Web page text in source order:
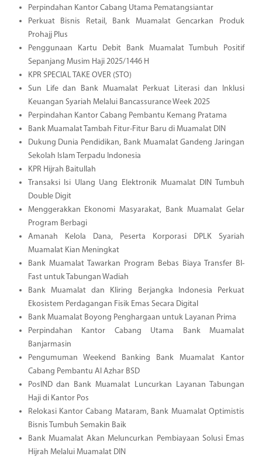
Perpindahan Kantor Cabang Utama Pematangsiantar
Perkuat Bisnis Retail, Bank Muamalat Gencarkan Produk
Prohajj Plus
Penggunaan Kartu Debit Bank Muamalat Tumbuh Positif
Sepanjang Musim Haji 2025/1446 H
KPR SPECIAL TAKE OVER (STO)
Sun Life dan Bank Muamalat Perkuat Literasi dan Inklusi
Keuangan Syariah Melalui Bancassurance Week 2025
Perpindahan Kantor Cabang Pembantu Kemang Pratama
Bank Muamalat Tambah Fitur-Fitur Baru di Muamalat DIN
Dukung Dunia Pendidikan, Bank Muamalat Gandeng Jaringan
Sekolah Islam Terpadu Indonesia
KPR Hijrah Baitullah
Transaksi Isi Ulang Uang Elektronik Muamalat DIN Tumbuh
Double Digit
Menggerakkan Ekonomi Masyarakat, Bank Muamalat Gelar
Program Berbagi
Amanah Kelola Dana, Peserta Korporasi DPLK Syariah
Muamalat Kian Meningkat
Bank Muamalat Tawarkan Program Bebas Biaya Transfer BI-
Fast untuk Tabungan Wadiah
Bank Muamalat dan Kliring Berjangka Indonesia Perkuat
Ekosistem Perdagangan Fisik Emas Secara Digital
Bank Muamalat Boyong Penghargaan untuk Layanan Prima
Perpindahan Kantor Cabang Utama Bank Muamalat
Banjarmasin
Pengumuman Weekend Banking Bank Muamalat Kantor
Cabang Pembantu Al Azhar BSD
PosIND dan Bank Muamalat Luncurkan Layanan Tabungan
Haji di Kantor Pos
Relokasi Kantor Cabang Mataram, Bank Muamalat Optimistis
Bisnis Tumbuh Semakin Baik
Bank Muamalat Akan Meluncurkan Pembiayaan Solusi Emas
Hijrah Melalui Muamalat DIN